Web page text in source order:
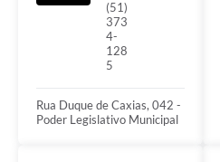
(51)
373
4-
128
5
Rua Duque de Caxias, 042 -
Poder Legislativo Municipal